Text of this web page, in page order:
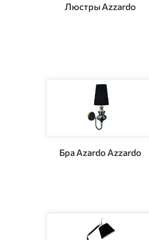
Люстры Azzardo
Бра Azardo Azzardo